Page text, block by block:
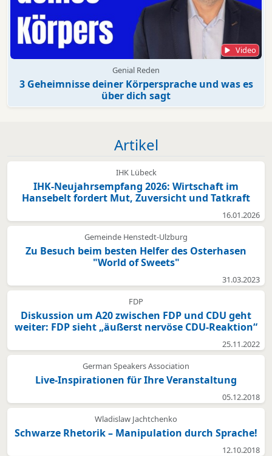
Video
Genial Reden
3 Geheimnisse deiner Körpersprache und was es
über dich sagt
Artikel
IHK Lübeck
IHK-Neujahrsempfang 2026: Wirtschaft im
Hansebelt fordert Mut, Zuversicht und Tatkraft
16.01.2026
Gemeinde Henstedt-Ulzburg
Zu Besuch beim besten Helfer des Osterhasen
"World of Sweets"
31.03.2023
FDP
Diskussion um A20 zwischen FDP und CDU geht
weiter: FDP sieht „äußerst nervöse CDU-Reaktion“
25.11.2022
German Speakers Association
Live-Inspirationen für Ihre Veranstaltung
05.12.2018
Wladislaw Jachtchenko
Schwarze Rhetorik – Manipulation durch Sprache!
12.10.2018